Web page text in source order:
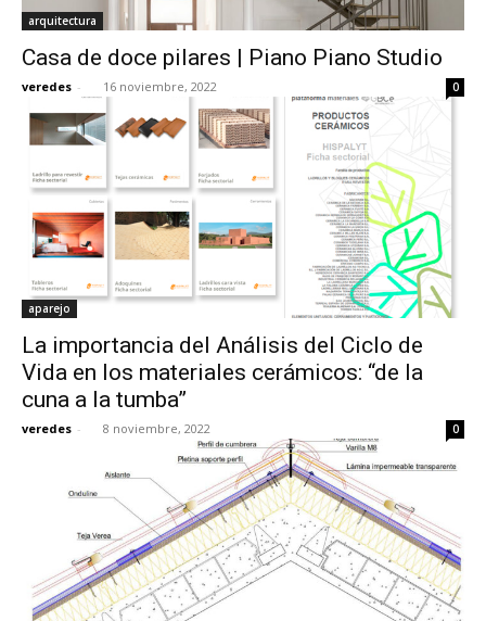
arquitectura
Casa de doce pilares | Piano Piano Studio
veredes - 16 noviembre, 2022 0
aparejo
La importancia del Análisis del Ciclo de
Vida en los materiales cerámicos: “de la
cuna a la tumba”
veredes - 8 noviembre, 2022 0